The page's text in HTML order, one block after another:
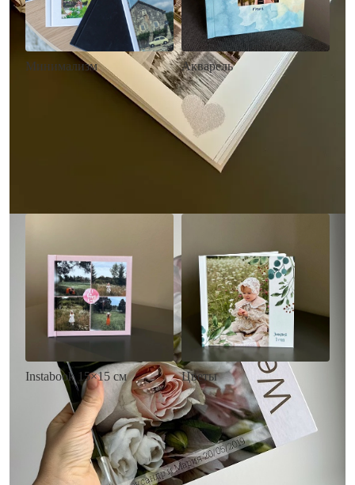
Минимализм Акварель
• Декор в стиле
акварельных красок
• Выбор цвета фона
• Загрузка фото и текста
Заказать
Instabook 15×15 см
• Декор на выбор
• Выбор цвета фона
• Загрузка фото и текста
Заказать
Цветы
• Декор цветы
• Выбор цвета фона
• Загрузка фото и текста
Заказать